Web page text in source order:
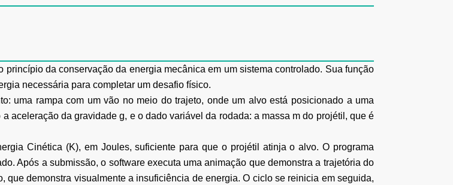
princípio da conservação da energia mecânica em um sistema controlado. Sua função
necessária para completar um desafio físico.
uma rampa com um vão no meio do trajeto, onde um alvo está posicionado a uma
aceleração da gravidade g, e o dado variável da rodada: a massa m do projétil, que é
Cinética (K), em Joules, suficiente para que o projétil atinja o alvo. O programa
Após a submissão, o software executa uma animação que demonstra a trajetória do
que demonstra visualmente a insuficiência de energia. O ciclo se reinicia em seguida,